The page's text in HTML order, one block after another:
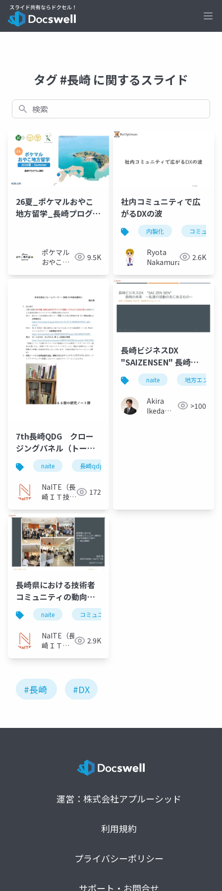
タグ #長崎 に関するスライド
検索
26夏_ポケマルおやこ
地方留学_長崎プログラ
ポケマル
おやこ地
9.5K
社内コミュニティで広
がるDXの波
内製化 コミュニテ
Ryota
Nakamura
2.6K
7th長崎QDG クロー
ジングパネル（トーク
セッション） 「技術で
楽しさや未来を創
造！ ～これからのエ
ンジニアが未来を創る
ために必要なこと
～」 参考資料
naite 長崎qdg
NaITE（長
崎ＩＴ技術
172
長崎ビジネスDX
"SAIZENSEN" 長崎の
未来 〜私たちの活動
の先にあるもの〜
naite 地方エンジニ
Akira
Ikeda（ク
>100
長崎県における技術者
コミュニティの動向と
NaITE活動のご紹介
naite コミュニティ
NaITE（長
崎ＩＴ技
2.9K
#長崎 #DX
運営：株式会社アプルーシッド
利用規約
プライバシーポリシー
サポート・お問合せ